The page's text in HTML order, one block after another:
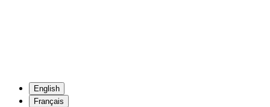
English
Français